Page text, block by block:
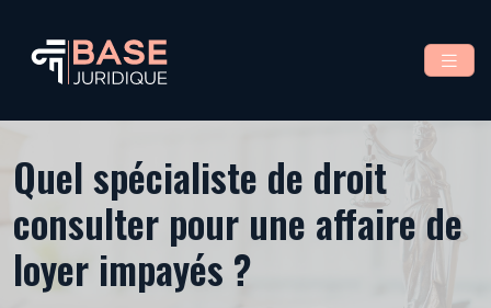
Quel spécialiste de droit
consulter pour une affaire de
loyer impayés ?